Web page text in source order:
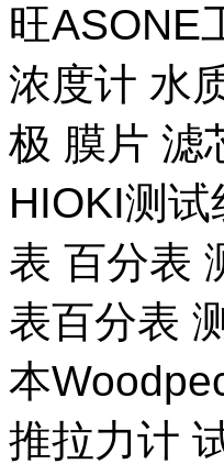
旺ASONE
浓度计 水
极 膜片 滤
HIOKI测
表 百分表
表百分表
本
推拉力计